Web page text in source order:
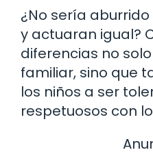
¿No sería
y actuaran igual?
diferencias no
familiar, sino que
los niños a ser
respetuosos con